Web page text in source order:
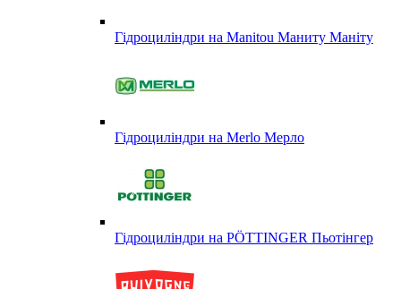
Гідроциліндри на Manitou Маниту Маніту
Гідроциліндри на Merlo Мерло
Гідроциліндри на PÖTTINGER Пьотінгер